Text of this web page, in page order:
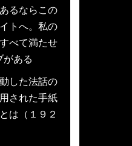
るならこの
トへ。私の
べて満たせ
がある
した法話の
された手紙
は（１９２